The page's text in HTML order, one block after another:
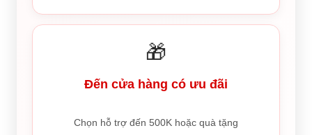
🎁
Đến cửa hàng có ưu đãi
Chọn hỗ trợ đến 500K hoặc quà tặng